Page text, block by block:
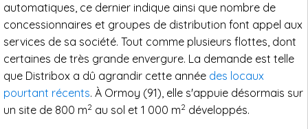
automatiques, ce dernier indique ainsi que nombre de
concessionnaires et groupes de distribution font appel aux
services de sa société. Tout comme plusieurs flottes, dont
certaines de très grande envergure. La demande est telle
que Distribox a dû agrandir cette année des locaux
pourtant récents. À Ormoy (91), elle s'appuie désormais sur
un site de 800 m2 au sol et 1 000 m2 développés.